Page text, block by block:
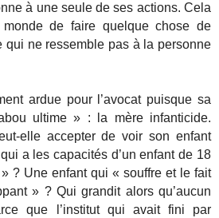
à une seule de ses actions. Cela
de faire quelque chose de
qui ne ressemble pas à la personne
ardue pour l’avocat puisque sa
ultime » : la mère infanticide.
elle accepter de voir son enfant
a les capacités d’un enfant de 18
? Une enfant qui « souffre et le fait
» ? Qui grandit alors qu’aucun
que l’institut qui avait fini par